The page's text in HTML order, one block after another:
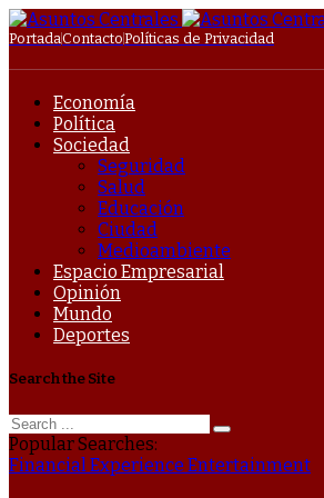
PortadaContactoPolíticas de Privacidad
Economía
Política
Sociedad
Seguridad
Salud
Educación
Ciudad
Medioambiente
Espacio Empresarial
Opinión
Mundo
Deportes
Search the Site
Popular Searches:
FinancialExperience Entertainment